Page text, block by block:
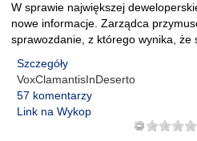
W sprawie największej
nowe informacje. Zarządca
sprawozdanie, z którego wynika, że
Szczegóły
VoxClamantisInDeserto
57 komentarzy
Link na Wykop